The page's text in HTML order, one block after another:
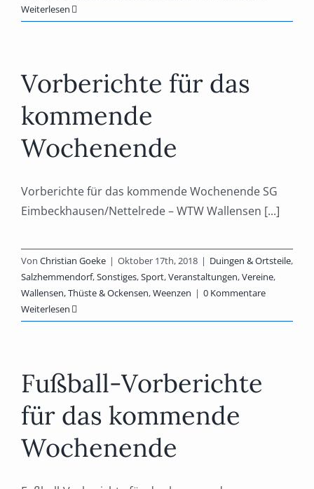
Weiterlesen
Vorberichte für das
kommende
Wochenende
Vorberichte für das kommende Wochenende SG
Eimbeckhausen/Nettelrede – WTW Wallensen [...]
Von Christian Goeke | Oktober 17th, 2018 | Duingen & Ortsteile,
Salzhemmendorf,Sonstiges,Sport,Veranstaltungen,Vereine,
Wallensen, Thüste & Ockensen,Weenzen | 0 Kommentare
Weiterlesen
Fußball-Vorberichte
für das kommende
Wochenende